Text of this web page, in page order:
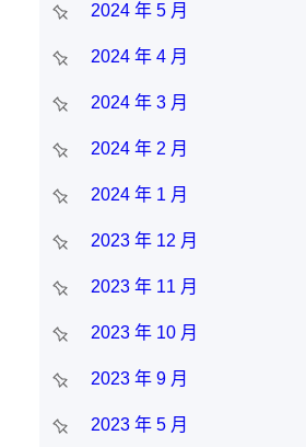
2024 年 5 月
2024 年 4 月
2024 年 3 月
2024 年 2 月
2024 年 1 月
2023 年 12 月
2023 年 11 月
2023 年 10 月
2023 年 9 月
2023 年 5 月